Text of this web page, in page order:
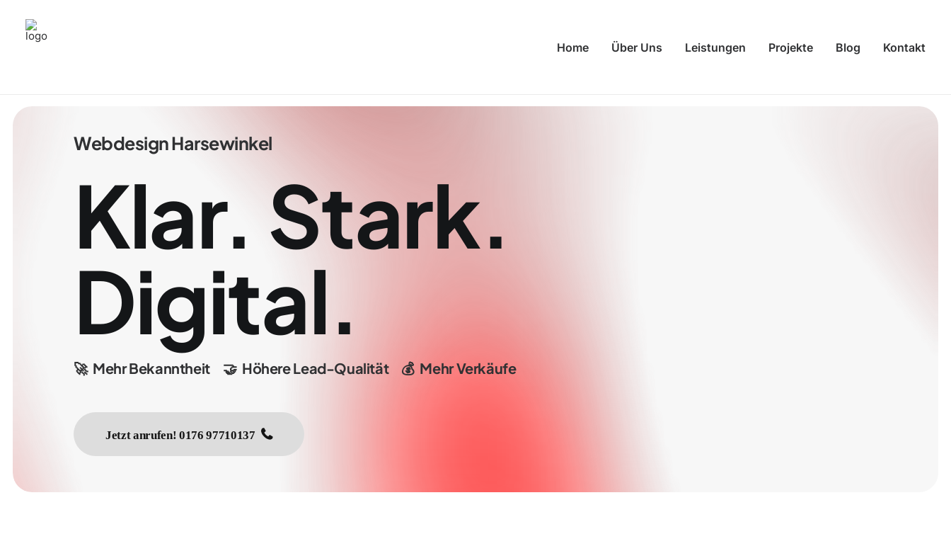
Home Über Uns Leistungen Projekte Blog Kontakt
WebdesignHarsewinkel
Klar. Stark.
Digital.
🚀 MehrBekanntheit 🤝 HöhereLead-Qualität 💰 MehrVerkäufe
Jetzt anrufen! 0176 97710137